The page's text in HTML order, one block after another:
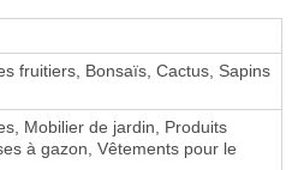
fruitiers, Bonsaïs, Cactus, Sapins
Mobilier de jardin, Produits
à gazon, Vêtements pour le